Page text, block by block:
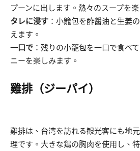
プーンに出します。熱々のスープを
タレに浸す ：小籠包を酢醤油と生姜
えます。
一口で ：残りの小籠包を一口で食べ
ニーを楽しみます。
雞排（ジーパイ）
雞排は、台湾を訪れる観光客にも地
理です。大きな鶏の胸肉を使用し、